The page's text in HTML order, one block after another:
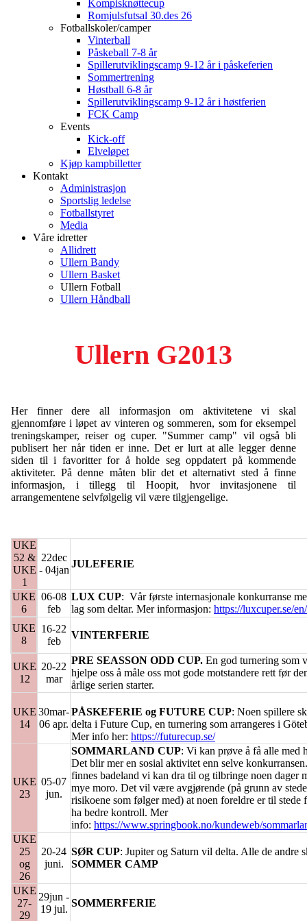
Kompisknøttecup
Romjulsfutsal 30.des 26
Fotballskoler/camper
Vinterball
Påskeball 7-8 år
Spillerutviklingscamp 9-12 år i påskeferien
Sommertrening
Høstball 6-8 år
Spillerutviklingscamp 9-12 år i høstferien
FCK Camp
Events
Kick-off
Elveløpet
Kjøp kampbilletter
Kontakt
Administrasjon
Sportslig ledelse
Fotballstyret
Media
Våre idretter
Allidrett
Ullern Bandy
Ullern Basket
Ullern Fotball
Ullern Håndball
Ullern G2013
Her finner dere all informasjon om aktivitetene vi skal
gjennomføre i løpet av vinteren og sommeren, som for eksempel
treningskamper, reiser og cuper. "Summer camp" vil også bli
publisert her når tiden er inne. Det er lurt at alle legger denne
siden til i favoritter for å holde seg oppdatert på kommende
aktiviteter. På denne måten blir det et alternativt sted å finne
informasjon, i tillegg til Hoopit, hvor invitasjonene til
arrangementene selvfølgelig vil være tilgjengelige.
UKE
52 &
UKE
1
22dec
- 04jan
JULEFERIE
UKE
6
06-08
feb
LUX CUP: Vår første internasjonale konkurranse
lag som deltar. Mer informasjon: https://luxcuper.se/
UKE
8
16-22
feb
VINTERFERIE
UKE
12
20-22
mar
PRE SEASSON ODD CUP. En god turnering som
hjelpe oss å måle oss mot gode motstandere rett før
årlige serien starter.
UKE
14
30mar-
06 apr.
PÅSKEFERIE og FUTURE CUP: Noen spillere
delta i Future Cup, en turnering som arrangeres i
Mer info her: https://futurecup.se/
UKE
23
05-07
jun.
SOMMARLAND CUP: Vi kan prøve å få alle med
Det blir mer en sosial aktivitet enn selve
finnes badeland vi kan dra til og tilbringe noen dager
mye moro. Det vil være avgjørende (på grunn av
risikoene som følger med) at noen foreldre er til stede
ha bedre kontroll. Mer
info: https://www.springbook.no/kundeweb/
UKE
25
og
26
20-24
juni.
SØR CUP: Jupiter og Saturn vil delta. Alle de andre
SOMMER CAMP
UKE
27-
29
29jun -
19 jul.
SOMMERFERIE